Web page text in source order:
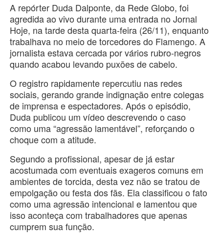
A repórter Duda Dalponte, da Rede Globo, foi
agredida ao vivo durante uma entrada no Jornal
Hoje, na tarde desta quarta-feira (26/11), enquanto
trabalhava no meio de torcedores do Flamengo. A
jornalista estava cercada por vários rubro-negros
quando acabou levando puxões de cabelo.
O registro rapidamente repercutiu nas redes
sociais, gerando grande indignação entre colegas
de imprensa e espectadores. Após o episódio,
Duda publicou um vídeo descrevendo o caso
como uma “agressão lamentável”, reforçando o
choque com a atitude.
Segundo a profissional, apesar de já estar
acostumada com eventuais exageros comuns em
ambientes de torcida, desta vez não se tratou de
empolgação ou festa dos fãs. Ela classificou o fato
como uma agressão intencional e lamentou que
isso aconteça com trabalhadores que apenas
cumprem sua função.